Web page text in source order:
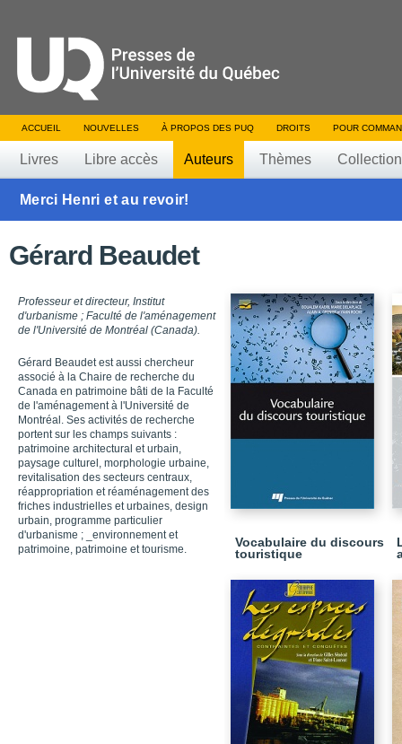
ACCUEIL NOUVELLES À PROPOS DES PUQ DROITS POUR
Livres Libre accès Auteurs Thèmes
Merci Henri et au revoir!
Gérard Beaudet
Professeur et directeur, Institut
d'urbanisme ; Faculté de l'aménagement
de l'Université de Montréal (Canada).
Gérard Beaudet est aussi chercheur
associé à la Chaire de recherche du
Canada en patrimoine bâti de la Faculté
de l'aménagement à l'Université de
Montréal. Ses activités de recherche
portent sur les champs suivants :
patrimoine architectural et urbain,
paysage culturel, morphologie urbaine,
revitalisation des secteurs centraux,
réappropriation et réaménagement des
friches industrielles et urbaines, design
urbain, programme particulier
d'urbanisme ; _environnement et
patrimoine, patrimoine et tourisme.
Vocabulaire du discours
touristique